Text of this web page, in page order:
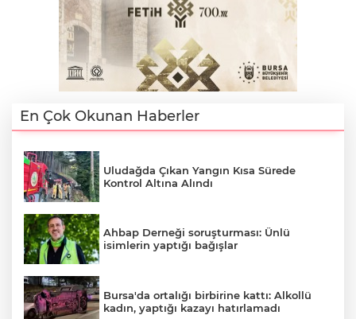
En Çok Okunan Haberler
Uludağda Çıkan Yangın Kısa Sürede
Kontrol Altına Alındı
Ahbap Derneği soruşturması: Ünlü
isimlerin yaptığı bağışlar
Bursa'da ortalığı birbirine kattı: Alkollü
kadın, yaptığı kazayı hatırlamadı